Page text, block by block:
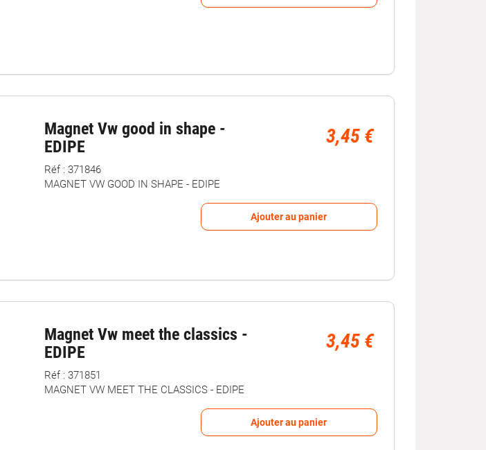
Magnet Vw good in shape -
EDIPE
3,45 €
Réf : 371846
MAGNET VW GOOD IN SHAPE - EDIPE
Ajouter au panier
Magnet Vw meet the classics -
EDIPE
3,45 €
Réf : 371851
MAGNET VW MEET THE CLASSICS - EDIPE
Ajouter au panier